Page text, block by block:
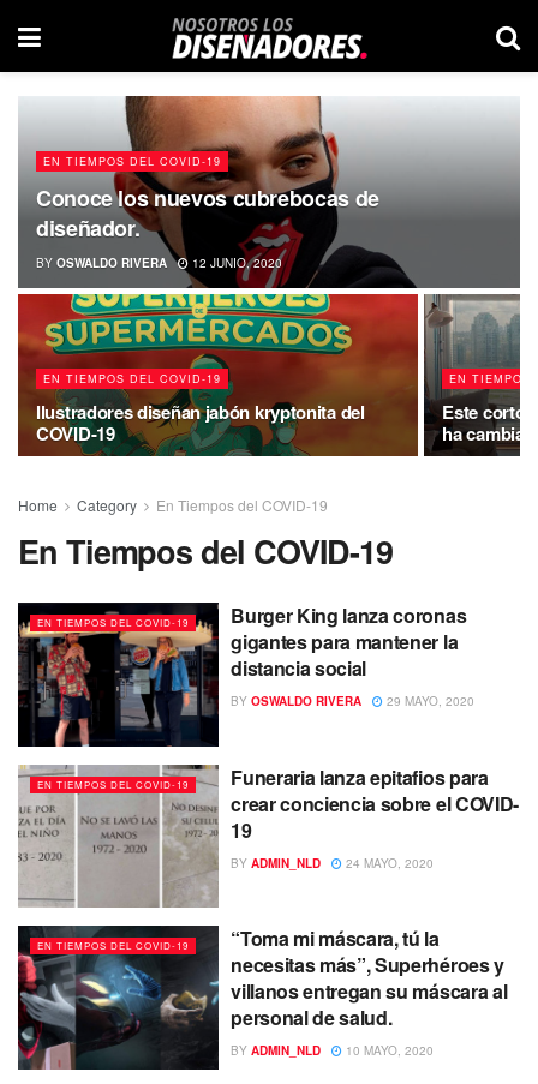
EN TIEMPOS DEL COVID-19
Conoce los nuevos cubrebocas de
diseñador.
BY OSWALDO RIVERA 12 JUNIO, 2020
EN TIEMPOS DEL COVID-19
Ilustradores diseñan jabón kryptonita del
COVID-19
EN TIEMPOS
Este corto
ha
Home Category En Tiempos del COVID-19
En Tiempos del COVID-19
EN TIEMPOS DEL COVID-19
Burger King lanza coronas
gigantes para mantener la
distancia social
BY OSWALDO RIVERA 29 MAYO, 2020
EN TIEMPOS DEL COVID-19
Funeraria lanza epitafios para
crear conciencia sobre el COVID-
19
BY ADMIN_NLD 24 MAYO, 2020
EN TIEMPOS DEL COVID-19
“Toma mi máscara, tú la
necesitas más”, Superhéroes y
villanos entregan su máscara al
personal de salud.
BY ADMIN_NLD 10 MAYO, 2020